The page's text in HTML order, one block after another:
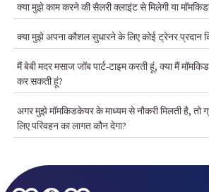
क्या मुझे काम करने की सैलरी क्लाइंट से मिलेगी या
क्या मुझे अपना कौशल सुधारने के लिए कोई ट्रेनर प्रदान
मैं बेबी मदर मसाज जॉब पार्ट-टाइम करती हूं, क्या मैं
कर सकती हूं?
अगर मुझे मॉमकिडकेयर के माध्यम से नौकरी मिलती है, तो
लिए परिवहन का लागत कौन देगा?